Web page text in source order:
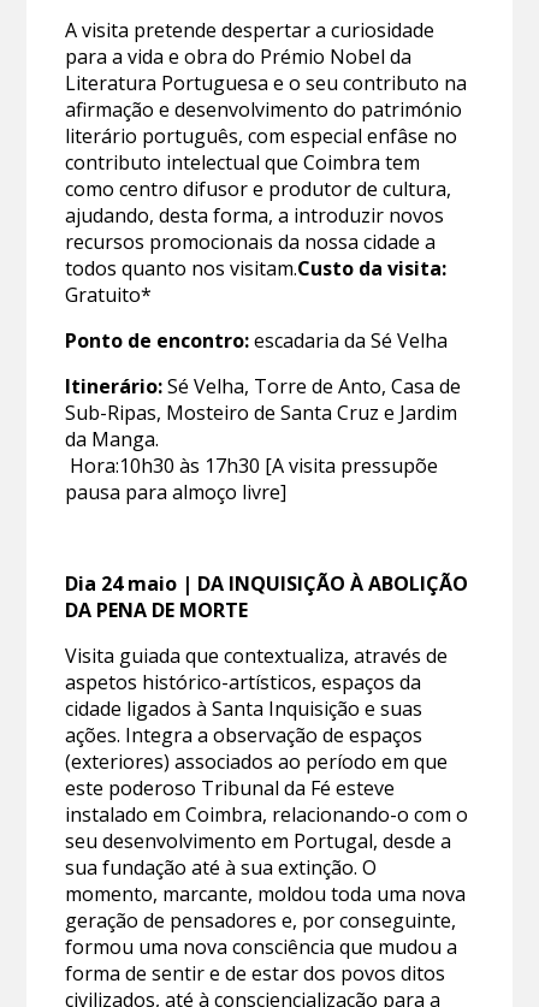
A visita pretende despertar a curiosidade
para a vida e obra do Prémio Nobel da
Literatura Portuguesa e o seu contributo na
afirmação e desenvolvimento do património
literário português, com especial enfâse no
contributo intelectual que Coimbra tem
como centro difusor e produtor de cultura,
ajudando, desta forma, a introduzir novos
recursos promocionais da nossa cidade a
todos quanto nos visitam.Custo da visita:
Gratuito*
Ponto de encontro:escadaria da Sé Velha
Itinerário:Sé Velha, Torre de Anto, Casa de
Sub-Ripas, Mosteiro de Santa Cruz e Jardim
da Manga.
Hora:10h30 às 17h30 [A visita pressupõe
pausa para almoço livre]
Dia 24 maio | DA INQUISIÇÃO À ABOLIÇÃO
DA PENA DE MORTE
Visita guiada que contextualiza, através de
aspetos histórico-artísticos, espaços da
cidade ligados à Santa Inquisição e suas
ações. Integra a observação de espaços
(exteriores) associados ao período em que
este poderoso Tribunal da Fé esteve
instalado em Coimbra, relacionando-o com o
seu desenvolvimento em Portugal, desde a
sua fundação até à sua extinção. O
momento, marcante, moldou toda uma nova
geração de pensadores e, por conseguinte,
formou uma nova consciência que mudou a
forma de sentir e de estar dos povos ditos
civilizados, até à consciencialização para a